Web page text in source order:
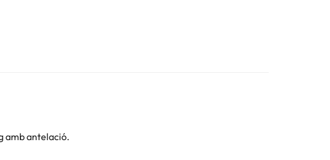
amb antelació.